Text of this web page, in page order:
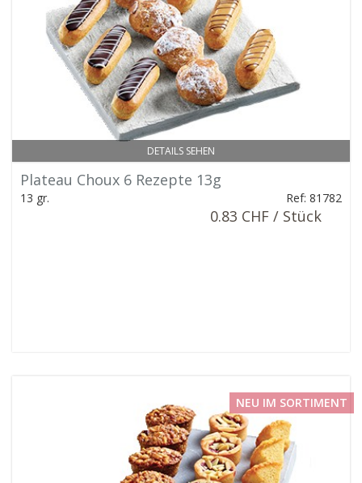
DETAILS SEHEN
Plateau Choux 6 Rezepte 13g
13 gr. Ref: 81782
0.83 CHF / Stück
NEU IM SORTIMENT